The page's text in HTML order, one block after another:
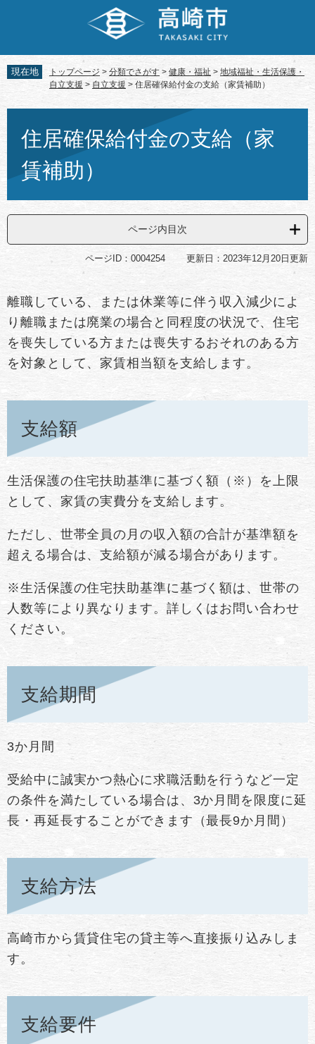
先
頭
す。
を
飛
し
現在地 トップページ > 分類でさがす > 健康・福祉 > 地域福祉・生活保護・
自立支援 > 自立支援 > 住居確保給付金の支給（家賃補助）
住居確保給付金の支給（家
賃補助）
ページ内目次
ページID：0004254 更新日：2023年12月20日更新
離職している、または休業等に伴う収入減少によ
り離職または廃業の場合と同程度の状況で、住宅
を喪失している方または喪失するおそれのある方
を対象として、家賃相当額を支給します。
支給額
生活保護の住宅扶助基準に基づく額（※）を上限
として、家賃の実費分を支給します。
ただし、世帯全員の月の収入額の合計が基準額を
超える場合は、支給額が減る場合があります。
※生活保護の住宅扶助基準に基づく額は、世帯の
人数等により異なります。詳しくはお問い合わせ
ください。
支給期間
3か月間
受給中に誠実かつ熱心に求職活動を行うなど一定
の条件を満たしている場合は、3か月間を限度に延
長・再延長することができます（最長9か月間）
支給方法
高崎市から賃貸住宅の貸主等へ直接振り込みしま
す。
支給要件